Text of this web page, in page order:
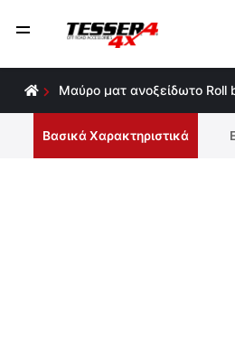
Μαύρο ματ ανοξείδωτο Roll
Βασικά Χαρακτηριστικά